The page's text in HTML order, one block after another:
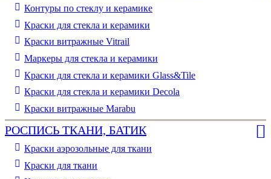
Контуры по стеклу и керамике
Краски для стекла и керамики
Краски витражные Vitrail
Маркеры для стекла и керамики
Краски для стекла и керамики Glass&Tile
Краски для стекла и керамики Decola
Краски витражные Marabu
РОСПИСЬ ТКАНИ, БАТИК
Краски аэрозольные для ткани
Краски для ткани